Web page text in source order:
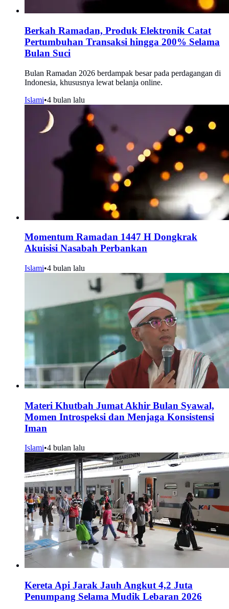
Berkah Ramadan, Produk Elektronik Catat
Pertumbuhan Transaksi hingga 200% Selama
Bulan Suci
Bulan Ramadan 2026 berdampak besar pada perdagangan di
Indonesia, khususnya lewat belanja online.
Islami•4 bulan lalu
Momentum Ramadan 1447 H Dongkrak
Akuisisi Nasabah Perbankan
Islami•4 bulan lalu
Materi Khutbah Jumat Akhir Bulan Syawal,
Momen Introspeksi dan Menjaga Konsistensi
Iman
Islami•4 bulan lalu
Kereta Api Jarak Jauh Angkut 4,2 Juta
Penumpang Selama Mudik Lebaran 2026